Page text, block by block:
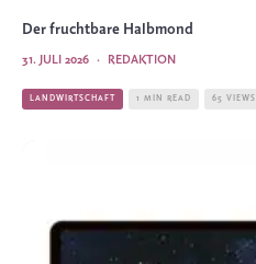
Der fruchtbare Halbmond
REDAKTION
·
31. JULI 2026
LANDWIRTSCHAFT 1 MIN READ 65 VIEWS